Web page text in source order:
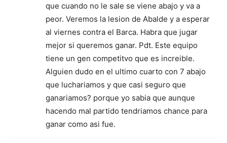
que cuando no le sale se viene abajo y va a
peor. Veremos la lesion de Abalde y a esperar
al viernes contra el Barca. Habra que jugar
mejor si queremos ganar. Pdt. Este equipo
tiene un gen competitvo que es increible.
Alguien dudo en el ultimo cuarto con 7 abajo
que luchariamos y que casi seguro que
ganariamos? porque yo sabia que aunque
hacendo mal partido tendriamos chance para
ganar como asi fue.